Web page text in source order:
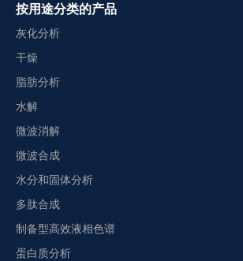
按用途分类的产品
灰化分析
干燥
脂肪分析
水解
微波消解
微波合成
水分和固体分析
多肽合成
制备型高效液相色谱
蛋白质分析